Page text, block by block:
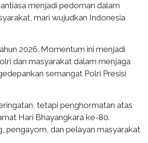
menjadi pedoman dalam
mari wujudkan Indonesia
2026. Momentum ini menjadi
dan masyarakat dalam menjaga
semangat Polri Presisi
tetapi penghormatan atas
Hari Bhayangkara ke-80.
pengayom, dan pelayan masyarakat